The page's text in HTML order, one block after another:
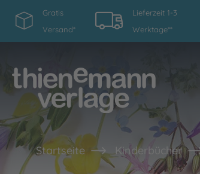
Gratis
Versand*
Lieferzeit 1-3
Werktage**
Startseite Kinderbücher